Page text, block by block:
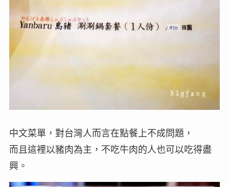
中文菜單，對台灣人而言在點餐上不成問題，
而且這裡以豬肉為主，不吃牛肉的人也可以吃得盡
興。